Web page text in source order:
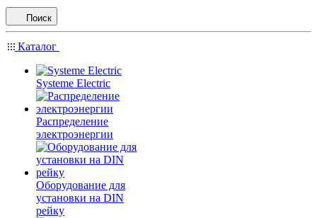
Поиск
Каталог
Systeme Electric
Распределение
электроэнергии
Оборудование для
установки на DIN
рейку